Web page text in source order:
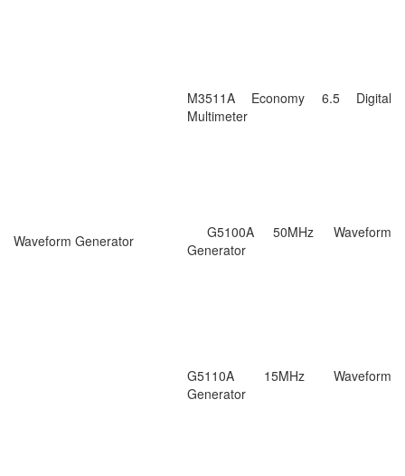
M3511A Economy 6.5 Digital
Multimeter
Waveform Generator
G5100A 50MHz Waveform
Generator
G5110A 15MHz Waveform
Generator